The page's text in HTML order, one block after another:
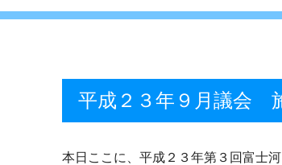
平成２３年９月議会
本日ここに、平成２３年第３回富士